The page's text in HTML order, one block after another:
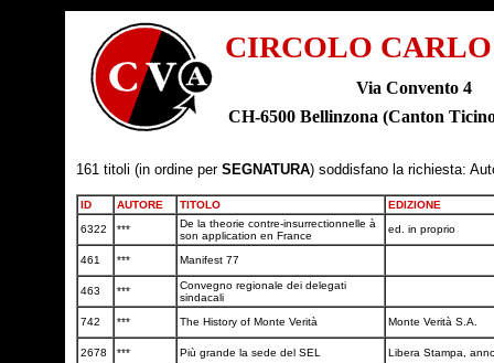
CIRCOLO
Via Convento 4
CH-6500 Bellinzona (Canton
161 titoli (in ordine per SEGNATURA) soddisfano la richiesta:
ID AUTORE TITOLO
EDIZIONE
6322
***
De la theorie contre-insurrectionnelle à
son application en France
ed. in proprio
461 *** Manifest 77
463 ***
Convegno regionale dei delegati
sindacali
742
*** The History of Monte Verità Monte Verità S.A.
2678 *** Più grande la sede del SEL Libera Stampa,